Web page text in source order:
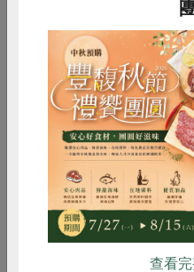
乾式發酵是以黑豆加上
酵，產量低，等待時間
惜食 RPET
雞蛋 食安
查看完